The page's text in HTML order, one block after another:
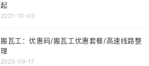
起
2021-10-03
搬瓦工：优惠码/搬瓦工优惠套餐/高速线路整
理
2025-09-17